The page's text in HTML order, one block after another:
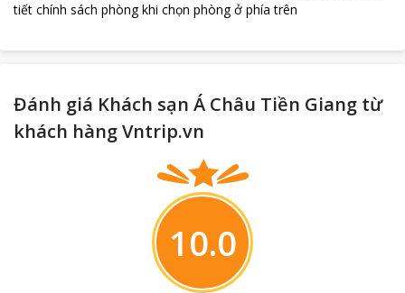
tiết chính sách phòng khi chọn phòng ở phía trên
Đánh giá Khách sạn Á Châu Tiền Giang từ
khách hàng Vntrip.vn
10.0